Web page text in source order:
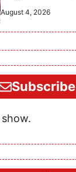
August 4, 2026
Subscribe